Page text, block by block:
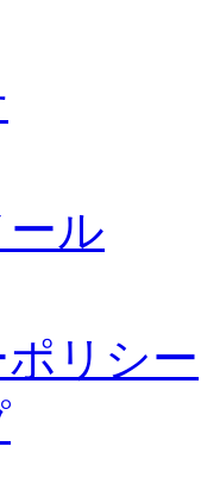
ル
リシー